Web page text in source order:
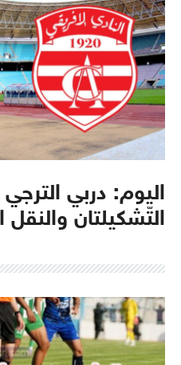
اليوم: دربي
التّشكيلتان والنقل